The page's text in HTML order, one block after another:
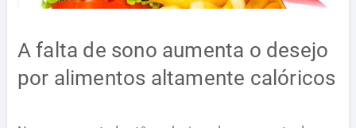
A falta de sono aumenta o desejo
por alimentos altamente calóricos